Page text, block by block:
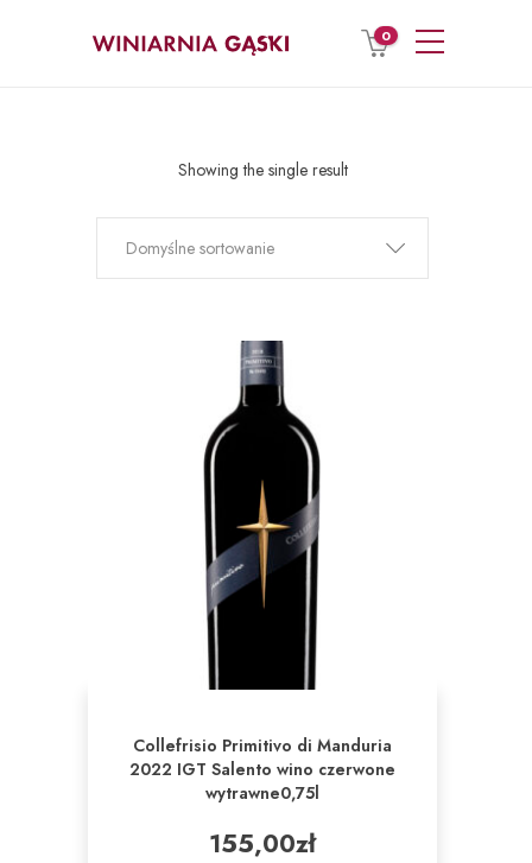
0
Showing the single result
Domyślne sortowanie
Collefrisio Primitivo di Manduria
2022 IGT Salento wino czerwone
wytrawne0,75l
155,00zł